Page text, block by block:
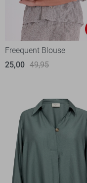
Freequent Blouse
25,00 49,95